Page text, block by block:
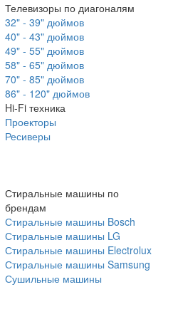
Телевизоры по диагоналям
32" - 39" дюймов
40" - 43" дюймов
49" - 55" дюймов
58" - 65" дюймов
70" - 85" дюймов
86" - 120" дюймов
Hi-Fi техника
Проекторы
Ресиверы
Стиральные машины по
брендам
Стиральные машины Bosch
Стиральные машины LG
Стиральные машины Electrolux
Стиральные машины Samsung
Сушильные машины